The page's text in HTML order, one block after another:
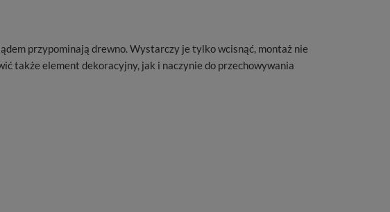
przypominają drewno. Wystarczy je tylko wcisnąć, montaż nie
także element dekoracyjny, jak i naczynie do przechowywania